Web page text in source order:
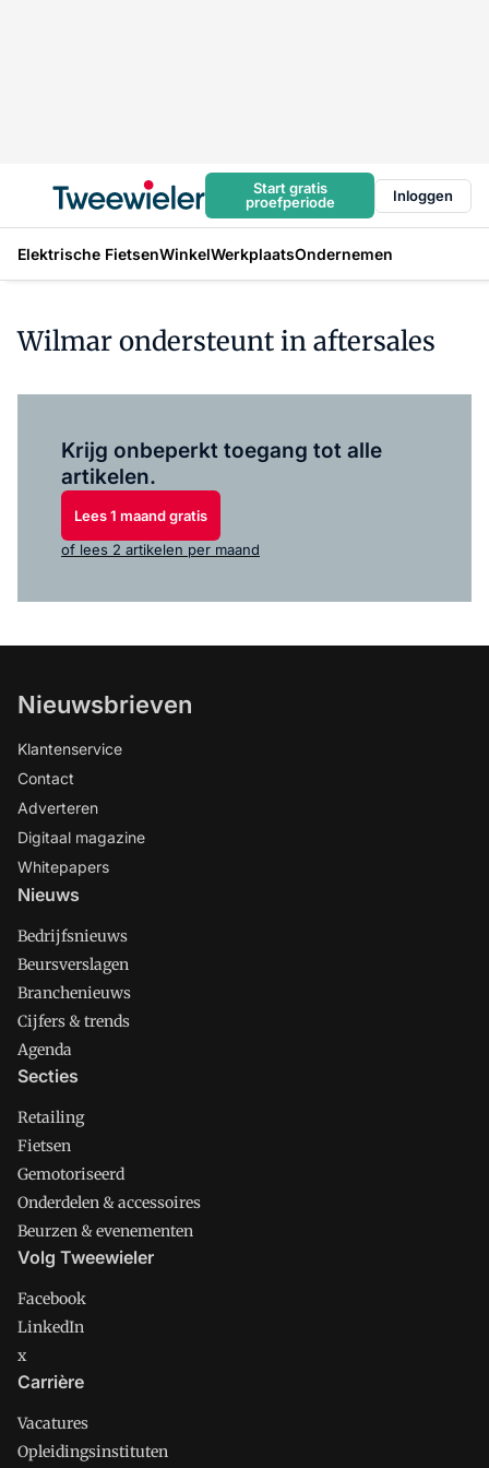
Start gratis
proefperiode
Inloggen
Elektrische FietsenWinkelWerkplaatsOndernemen
Wilmar ondersteunt in aftersales
Krijg onbeperkt toegang tot alle
artikelen.
Lees 1 maand gratis
of lees 2 artikelen per maand
Nieuwsbrieven
Klantenservice
Contact
Adverteren
Digitaal magazine
Whitepapers
Nieuws
Bedrijfsnieuws
Beursverslagen
Branchenieuws
Cijfers & trends
Agenda
Secties
Retailing
Fietsen
Gemotoriseerd
Onderdelen & accessoires
Beurzen & evenementen
Volg Tweewieler
Facebook
LinkedIn
x
Carrière
Vacatures
Opleidingsinstituten